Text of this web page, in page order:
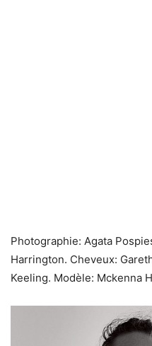
Photographie: Agata
Harrington. Cheveux:
Keeling. Modèle: Mckenna